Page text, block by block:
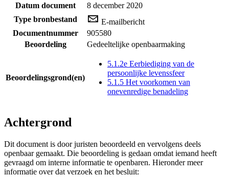
Datum document
8 december 2020
Type bronbestand
E-mailbericht
Documentnummer
905580
Beoordeling
Gedeeltelijke openbaarmaking
Beoordelingsgrond(en)
5.1.2e Eerbiediging van de
persoonlijke levenssfeer
5.1.5 Het voorkomen van
onevenredige benadeling
Achtergrond
Dit document is door juristen beoordeeld en vervolgens deels
openbaar gemaakt. Die beoordeling is gedaan omdat iemand heeft
gevraagd om interne informatie te openbaren. Hieronder meer
informatie over dat verzoek en het besluit: